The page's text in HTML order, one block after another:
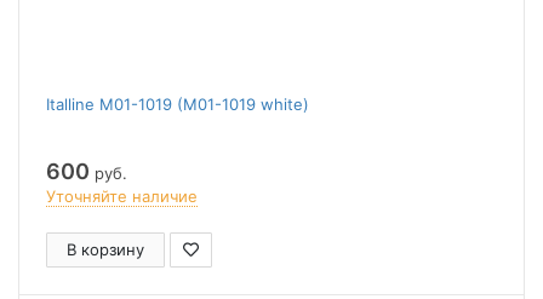
Italline M01-1019 (M01-1019 white)
600 руб.
Уточняйте наличие
В корзину